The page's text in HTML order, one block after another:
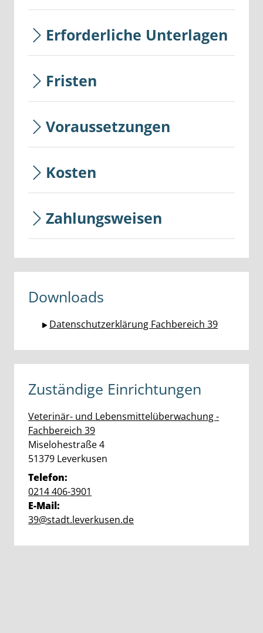
Erforderliche Unterlagen
Fristen
Voraussetzungen
Kosten
Zahlungsweisen
Downloads
Datenschutzerklärung Fachbereich 39
Zuständige Einrichtungen
Veterinär- und Lebensmittelüberwachung -
Fachbereich 39
Straße:
MiselohestraßeHausnummer:
4
PLZ:
51379 Ort:
Leverkusen
Telefon:
0214 406-3901
E-Mail:
39@stadt.leverkusen.de